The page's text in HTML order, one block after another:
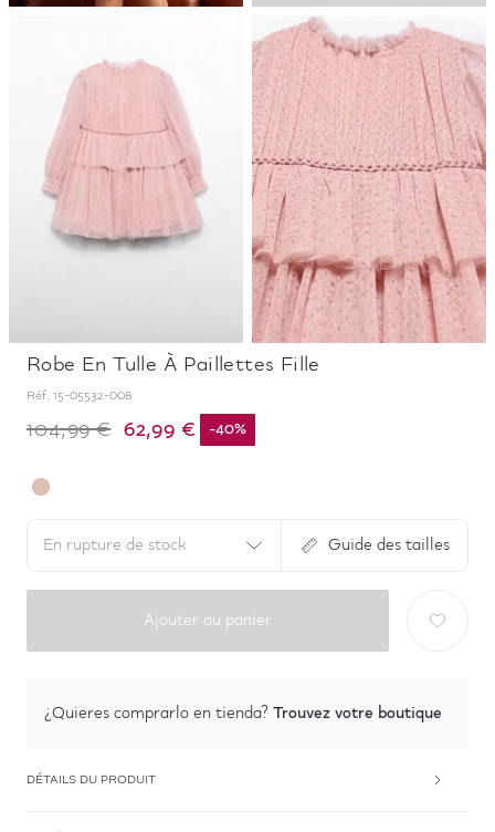
Robe En Tulle À Paillettes Fille
Réf. 15-05532-008
104,99 € 62,99 € -40%
En rupture de stock Guide des tailles
Ajouter au panier
¿Quieres comprarlo en tienda? Trouvez votre boutique
DÉTAILS DU PRODUIT